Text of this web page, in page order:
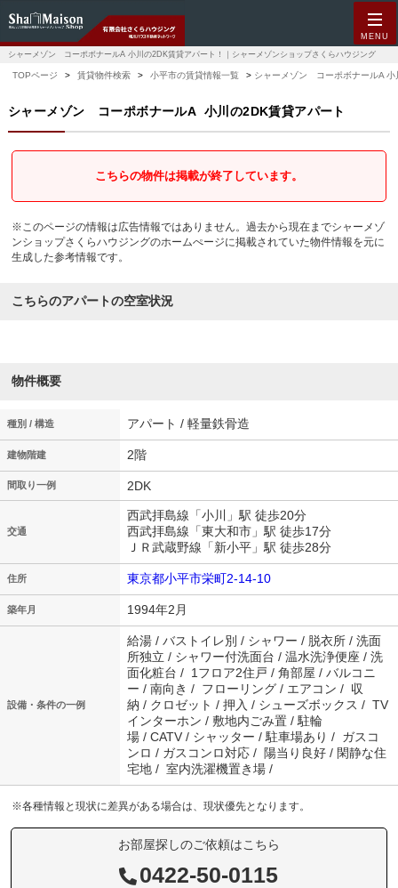
MENU
シャーメゾン コーポボナールA 小川の2DK賃貸アパート！｜シャーメゾンショップさくらハウジング
TOPページ 賃貸物件検索 小平市の賃貸情報一覧 シャーメゾン コーポボナールA 小
シャーメゾン コーポボナールA 小川の2DK賃貸アパート
こちらの物件は掲載が終了しています。
※このページの情報は広告情報ではありません。過去から現在までシャーメゾ
ンショップさくらハウジングのホームぺージに掲載されていた物件情報を元に
生成した参考情報です。
こちらのアパートの空室状況
物件概要
種別 / 構造 アパート / 軽量鉄骨造
建物階建 2階
間取り一例 2DK
交通
西武拝島線「小川」駅 徒歩20分
西武拝島線「東大和市」駅 徒歩17分
ＪＲ武蔵野線「新小平」駅 徒歩28分
住所 東京都小平市栄町2-14-10
築年月 1994年2月
設備・条件の一例
給湯 / バストイレ別 / シャワー / 脱衣所 / 洗面
所独立 / シャワー付洗面台 / 温水洗浄便座 / 洗
面化粧台 / 1フロア2住戸 / 角部屋 / バルコニ
ー / 南向き / フローリング / エアコン / 収
納 / クロゼット / 押入 / シューズボックス / TV
インターホン / 敷地内ごみ置 / 駐輪
場 / CATV / シャッター / 駐車場あり / ガスコ
ンロ / ガスコンロ対応 / 陽当り良好 / 閑静な住
宅地 / 室内洗濯機置き場 /
※各種情報と現状に差異がある場合は、現状優先となります。
お部屋探しのご依頼はこちら
0422-50-0115